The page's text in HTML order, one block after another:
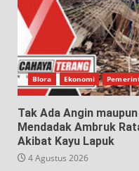
Blora Ekonomi
Tak Ada Angin
Mendadak Ambruk
Akibat Kayu Lapuk
4 Agustus 2026